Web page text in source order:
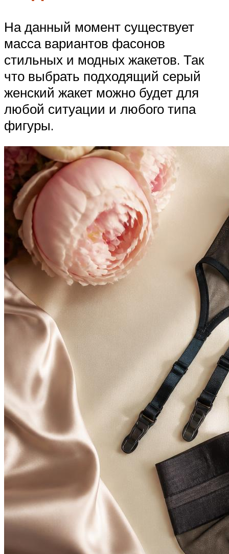
На данный момент существует
масса вариантов фасонов
стильных и модных жакетов. Так
что выбрать подходящий серый
женский жакет можно будет для
любой ситуации и любого типа
фигуры.